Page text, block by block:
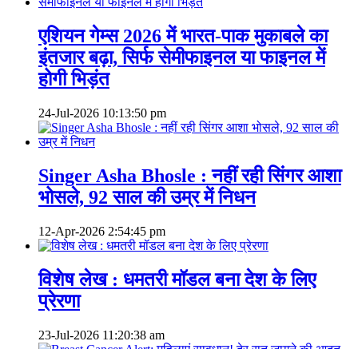
एशियन गेम्स 2026 में भारत-पाक मुकाबले का
इंतजार बढ़ा, सिर्फ सेमीफाइनल या फाइनल में
होगी भिड़ंत
24-Jul-2026 10:13:50 pm
Singer Asha Bhosle : नहीं रही सिंगर आशा
भोसले, 92 साल की उम्र में निधन
12-Apr-2026 2:54:45 pm
विशेष लेख : धमतरी मॉडल बना देश के लिए
प्रेरणा
23-Jul-2026 11:20:38 am